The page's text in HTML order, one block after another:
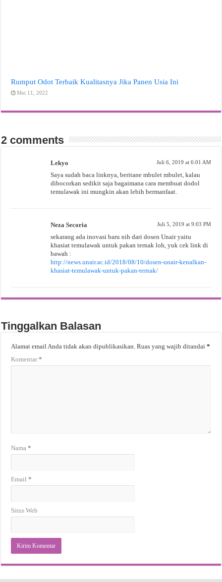
Rumput Odot Terbaik Kualitasnya Jika Panen Usia Ini
Mei 11, 2022
2 comments
Lekyo Juli 6, 2019 at 6:01 AM
Saya sudah baca linknya, beritane mbulet mbulet, kalau
dibocorkan sedikit saja bagaimana cara membuat dodol
temulawak ini mungkin akan lebih bermanfaat.
Neza Secoria Juli 5, 2019 at 9:03 PM
sekarang ada inovasi baru nih dari dosen Unair yaitu
khasiat temulawak untuk pakan ternak loh, yuk cek link di
bawah :
http://news.unair.ac.id/2018/08/10/dosen-unair-kenalkan-
khasiat-temulawak-untuk-pakan-ternak/
Tinggalkan Balasan
Alamat email Anda tidak akan dipublikasikan. Ruas yang wajib ditandai*
Komentar*
Nama*
Email*
Situs Web